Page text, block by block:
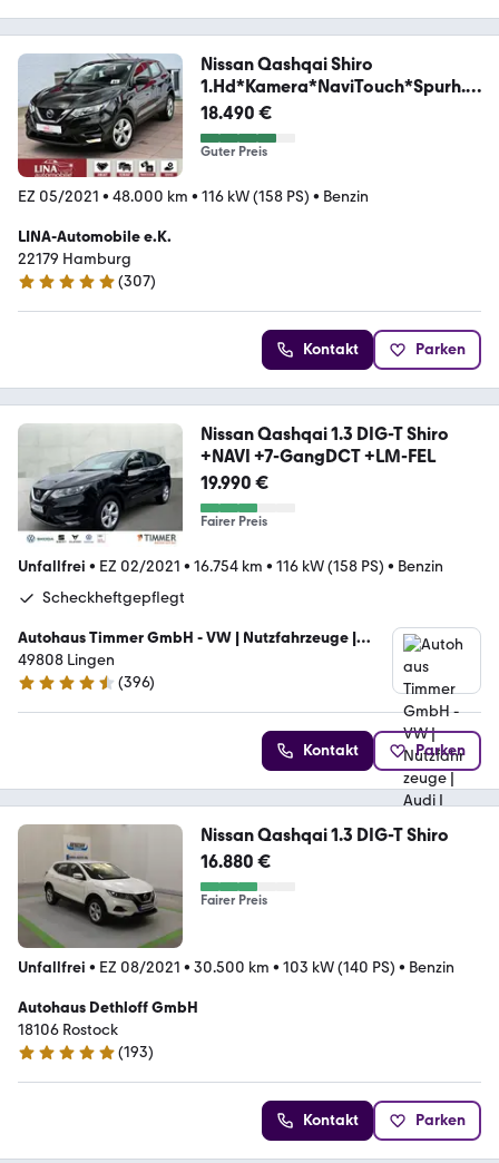
Nissan Qashqai Shiro
1.Hd*Kamera*NaviTouch*Spurh.*1
58Ps
18.490 €
Guter Preis
EZ 05/2021 • 48.000 km • 116 kW (158 PS) • Benzin
LINA-Automobile e.K.
22179 Hamburg
4.9 Sterne
(307)
Kontakt Parken
Nissan Qashqai 1.3 DIG-T Shiro
+NAVI +7-GangDCT +LM-FEL
19.990 €
Fairer Preis
Unfallfrei • EZ 02/2021 • 16.754 km • 116 kW (158 PS) • Benzin
Scheckheftgepflegt
Autohaus Timmer GmbH - VW | Nutzfahrzeuge |
Audi | Skoda | Seat |
49808 Lingen
4.6 Sterne
(396)
Kontakt Parken
Nissan Qashqai 1.3 DIG-T Shiro
16.880 €
Fairer Preis
Unfallfrei • EZ 08/2021 • 30.500 km • 103 kW (140 PS) • Benzin
Autohaus Dethloff GmbH
18106 Rostock
4.8 Sterne
(193)
Kontakt Parken